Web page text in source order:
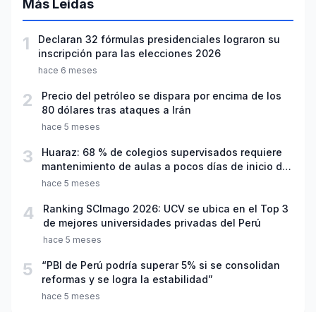
Más Leídas
1
Declaran 32 fórmulas presidenciales lograron su
inscripción para las elecciones 2026
hace 6 meses
2
Precio del petróleo se dispara por encima de los
80 dólares tras ataques a Irán
hace 5 meses
3
Huaraz: 68 % de colegios supervisados requiere
mantenimiento de aulas a pocos días de inicio del
año escolar 2026
hace 5 meses
4
Ranking SCImago 2026: UCV se ubica en el Top 3
de mejores universidades privadas del Perú
hace 5 meses
5
“PBI de Perú podría superar 5% si se consolidan
reformas y se logra la estabilidad”
hace 5 meses